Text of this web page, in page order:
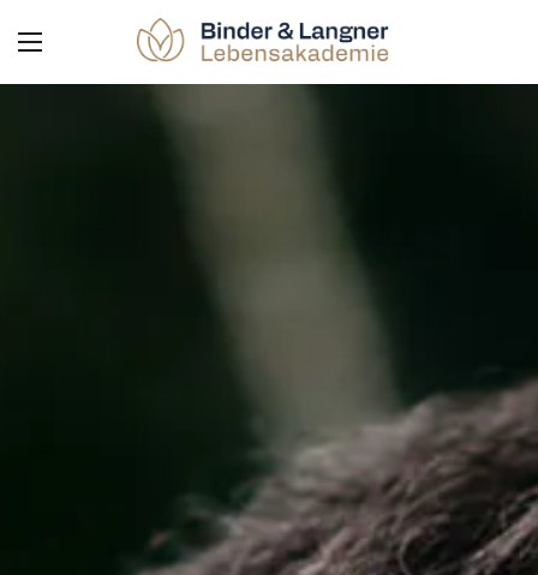
Zum Inhalt springen
Menü öffnen